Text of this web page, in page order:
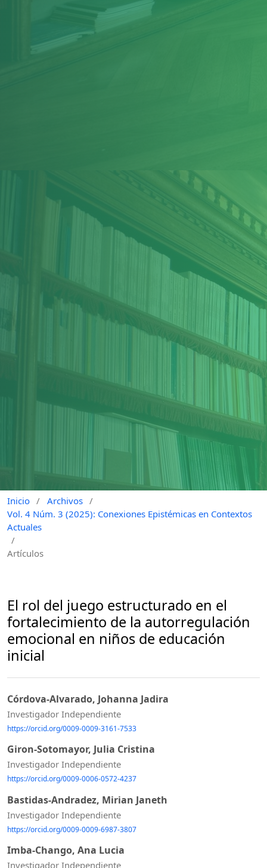
Inicio / Archivos /
Vol. 4 Núm. 3 (2025): Conexiones Epistémicas en Contextos
Actuales
/
Artículos
El rol del juego estructurado en el
fortalecimiento de la autorregulación
emocional en niños de educación
inicial
Córdova-Alvarado, Johanna Jadira
Investigador Independiente
https://orcid.org/0009-0009-3161-7533
Giron-Sotomayor, Julia Cristina
Investigador Independiente
https://orcid.org/0009-0006-0572-4237
Bastidas-Andradez, Mirian Janeth
Investigador Independiente
https://orcid.org/0009-0009-6987-3807
Imba-Chango, Ana Lucia
Investigador Independiente